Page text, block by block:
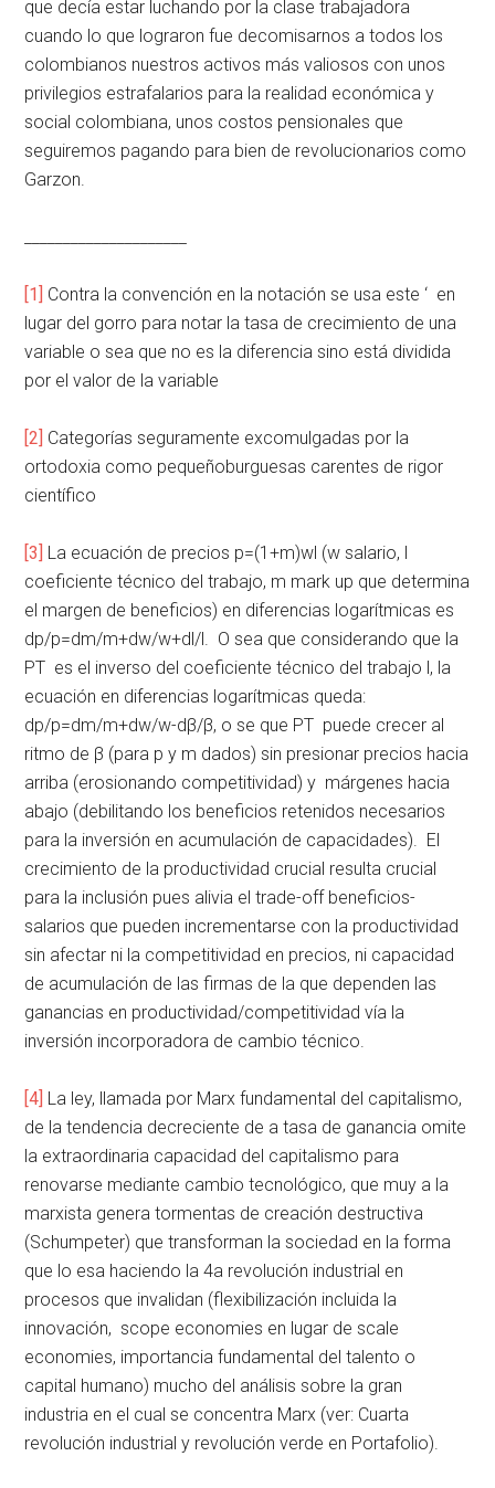
que decía estar luchando por la clase trabajadora
cuando lo que lograron fue decomisarnos a todos los
colombianos nuestros activos más valiosos con unos
privilegios estrafalarios para la realidad económica y
social colombiana, unos costos pensionales que
seguiremos pagando para bien de revolucionarios como
Garzon.
[1] Contra la convención en la notación se usa este ‘ en
lugar del gorro para notar la tasa de crecimiento de una
variable o sea que no es la diferencia sino está dividida
por el valor de la variable
[2] Categorías seguramente excomulgadas por la
ortodoxia como pequeñoburguesas carentes de rigor
científico
[3] La ecuación de precios p=(1+m)wl (w salario, l
coeficiente técnico del trabajo, m mark up que determina
el margen de beneficios) en diferencias logarítmicas es
dp/p=dm/m+dw/w+dl/l. O sea que considerando que la
PT es el inverso del coeficiente técnico del trabajo l, la
ecuación en diferencias logarítmicas queda:
dp/p=dm/m+dw/w-dβ/β, o se que PT puede crecer al
ritmo de β (para p y m dados) sin presionar precios hacia
arriba (erosionando competitividad) y márgenes hacia
abajo (debilitando los beneficios retenidos necesarios
para la inversión en acumulación de capacidades). El
crecimiento de la productividad crucial resulta crucial
para la inclusión pues alivia el trade-off beneficios-
salarios que pueden incrementarse con la productividad
sin afectar ni la competitividad en precios, ni capacidad
de acumulación de las firmas de la que dependen las
ganancias en productividad/competitividad vía la
inversión incorporadora de cambio técnico.
[4] La ley, llamada por Marx fundamental del capitalismo,
de la tendencia decreciente de a tasa de ganancia omite
la extraordinaria capacidad del capitalismo para
renovarse mediante cambio tecnológico, que muy a la
marxista genera tormentas de creación destructiva
(Schumpeter) que transforman la sociedad en la forma
que lo esa haciendo la 4a revolución industrial en
procesos que invalidan (flexibilización incluida la
innovación, scope economies en lugar de scale
economies, importancia fundamental del talento o
capital humano) mucho del análisis sobre la gran
industria en el cual se concentra Marx (ver: Cuarta
revolución industrial y revolución verde en Portafolio).